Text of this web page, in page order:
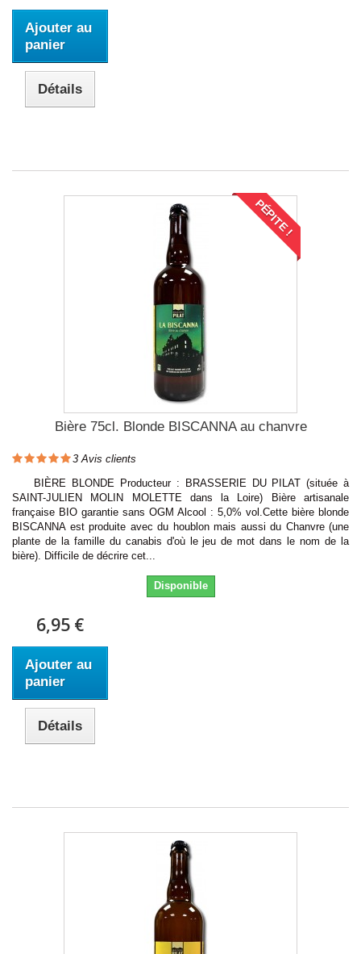
Ajouter au
panier
Détails
PÉPITE !
Bière 75cl. Blonde BISCANNA au chanvre
3 Avis clients
BIÈRE BLONDE Producteur : BRASSERIE DU PILAT (située à
SAINT-JULIEN MOLIN MOLETTE dans la Loire) Bière artisanale
française BIO garantie sans OGM Alcool : 5,0% vol.Cette bière blonde
BISCANNA est produite avec du houblon mais aussi du Chanvre (une
plante de la famille du canabis d'où le jeu de mot dans le nom de la
bière). Difficile de décrire cet...
Disponible
6,95 €
Ajouter au
panier
Détails